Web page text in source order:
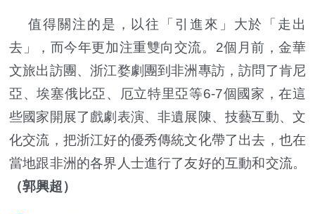
值得關注的是，以往「引進來」大於「走出
去」，而今年更加注重雙向交流。2個月前，金華
文旅出訪團、浙江婺劇團到非洲專訪，訪問了肯尼
亞、埃塞俄比亞、厄立特里亞等6-7個國家，在這
些國家開展了戲劇表演、非遺展陳、技藝互動、文
化交流，把浙江好的優秀傳統文化帶了出去，也在
當地跟非洲的各界人士進行了友好的互動和交流。
（郭興超）